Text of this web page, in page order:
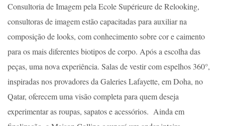
Consultoria de Imagem pela Ecole Supérieure de Relooking,
consultoras de imagem estão capacitadas para auxiliar na
composição de looks, com conhecimento sobre cor e caimento
para os mais diferentes biotipos de corpo. Após a escolha das
peças, uma nova experiência. Salas de vestir com espelhos 360°,
inspiradas nos provadores da Galeries Lafayette, em Doha, no
Qatar, oferecem uma visão completa para quem deseja
experimentar as roupas, sapatos e acessórios. Ainda em